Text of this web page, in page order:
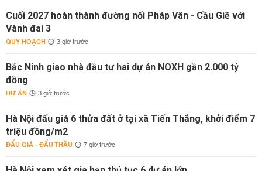
Cuối 2027 hoàn thành đường nối Pháp Vân - Cầu Giẽ với
Vành đai 3
QUY HOẠCH 3 giờ trước
Bắc Ninh giao nhà đầu tư hai dự án NOXH gần 2.000 tỷ
đồng
DỰ ÁN 3 giờ trước
Hà Nội đấu giá 6 thửa đất ở tại xã Tiến Thắng, khởi điểm 7
triệu đồng/m2
ĐẤU GIÁ - ĐẤU THẦU 7 giờ trước